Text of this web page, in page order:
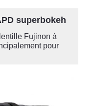
superbokeh
Fujinon à
pour